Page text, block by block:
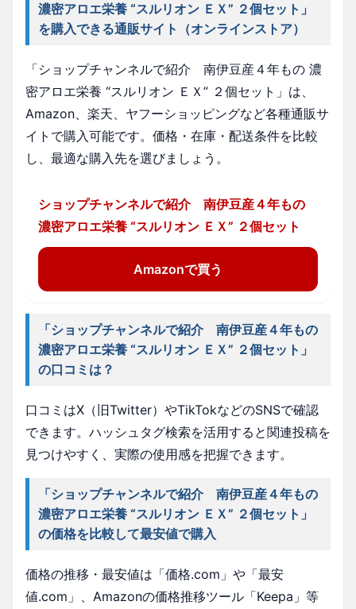
濃密アロエ栄養 “スルリオン ＥＸ” ２個セット」
を購入できる通販サイト（オンラインストア）
「ショップチャンネルで紹介 南伊豆産４年もの 濃
密アロエ栄養 “スルリオン ＥＸ” ２個セット」は、
Amazon、楽天、ヤフーショッピングなど各種通販サ
イトで購入可能です。価格・在庫・配送条件を比較
し、最適な購入先を選びましょう。
ショップチャンネルで紹介 南伊豆産４年もの
濃密アロエ栄養 “スルリオン ＥＸ” ２個セット
Amazonで買う
「ショップチャンネルで紹介 南伊豆産４年もの
濃密アロエ栄養 “スルリオン ＥＸ” ２個セット」
の口コミは？
口コミはX（旧Twitter）やTikTokなどのSNSで確認
できます。ハッシュタグ検索を活用すると関連投稿を
見つけやすく、実際の使用感を把握できます。
「ショップチャンネルで紹介 南伊豆産４年もの
濃密アロエ栄養 “スルリオン ＥＸ” ２個セット」
の価格を比較して最安値で購入
価格の推移・最安値は「価格.com」や「最安
値.com」、Amazonの価格推移ツール「Keepa」等